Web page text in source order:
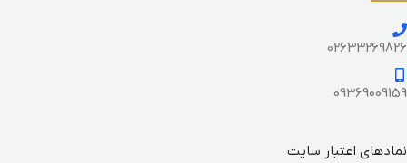
02633269826
09369009159
نمادهای اعتبار سایت